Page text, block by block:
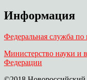
Информация
Федеральная служба по
Министерство науки и
Федерации